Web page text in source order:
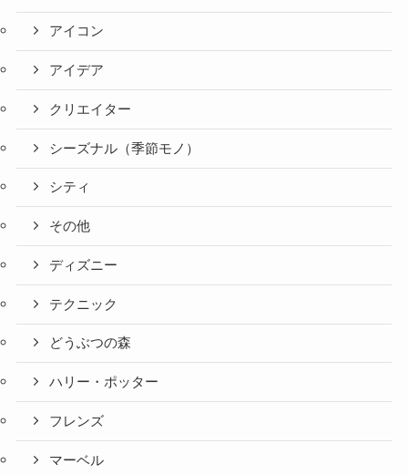
アイコン
アイデア
クリエイター
シーズナル（季節モノ）
シティ
その他
ディズニー
テクニック
どうぶつの森
ハリー・ポッター
フレンズ
マーベル